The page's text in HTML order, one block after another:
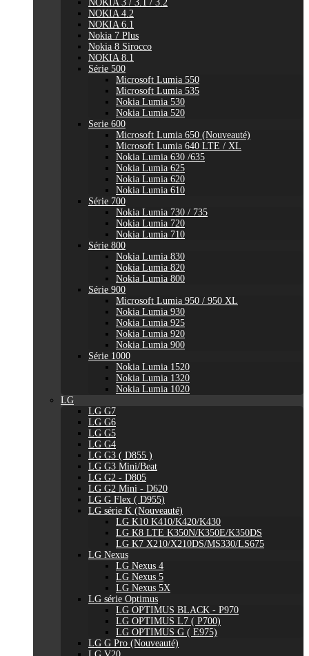
NOKIA 3 / 3.1 / 3.2
NOKIA 4.2
NOKIA 6.1
Nokia 7 Plus
Nokia 8 Sirocco
NOKIA 8.1
Série 500
Microsoft Lumia 550
Microsoft Lumia 535
Nokia Lumia 530
Nokia Lumia 520
Serie 600
Microsoft Lumia 650 (Nouveauté)
Microsoft Lumia 640 LTE / XL
Nokia Lumia 630 /635
Nokia Lumia 625
Nokia Lumia 620
Nokia Lumia 610
Série 700
Nokia Lumia 730 / 735
Nokia Lumia 720
Nokia Lumia 710
Série 800
Nokia Lumia 830
Nokia Lumia 820
Nokia Lumia 800
Série 900
Microsoft Lumia 950 / 950 XL
Nokia Lumia 930
Nokia Lumia 925
Nokia Lumia 920
Nokia Lumia 900
Série 1000
Nokia Lumia 1520
Nokia Lumia 1320
Nokia Lumia 1020
LG
LG G7
LG G6
LG G5
LG G4
LG G3 ( D855 )
LG G3 Mini/Beat
LG G2 - D805
LG G2 Mini - D620
LG G Flex ( D955)
LG série K (Nouveauté)
LG K10 K410/K420/K430
LG K8 LTE K350N/K350E/K350DS
LG K7 X210/X210DS/MS330/LS675
LG Nexus
LG Nexus 4
LG Nexus 5
LG Nexus 5X
LG série Optimus
LG OPTIMUS BLACK - P970
LG OPTIMUS L7 ( P700)
LG OPTIMUS G ( E975)
LG G Pro (Nouveauté)